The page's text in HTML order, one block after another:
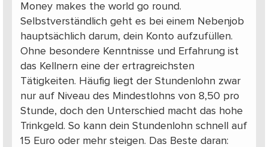
Money makes the world go round.
Selbstverständlich geht es bei einem Nebenjob
hauptsächlich darum, dein Konto aufzufüllen.
Ohne besondere Kenntnisse und Erfahrung ist
das Kellnern eine der ertragreichsten
Tätigkeiten. Häufig liegt der Stundenlohn zwar
nur auf Niveau des Mindestlohns von 8,50 pro
Stunde, doch den Unterschied macht das hohe
Trinkgeld. So kann dein Stundenlohn schnell auf
15 Euro oder mehr steigen. Das Beste daran: